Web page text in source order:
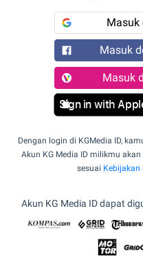
Masuk
Masuk
Masuk
Sign in with
Dengan login di KGMedia ID,
Akun KG Media ID milikmu
sesuai Kebijakan
Akun KG Media ID dapat